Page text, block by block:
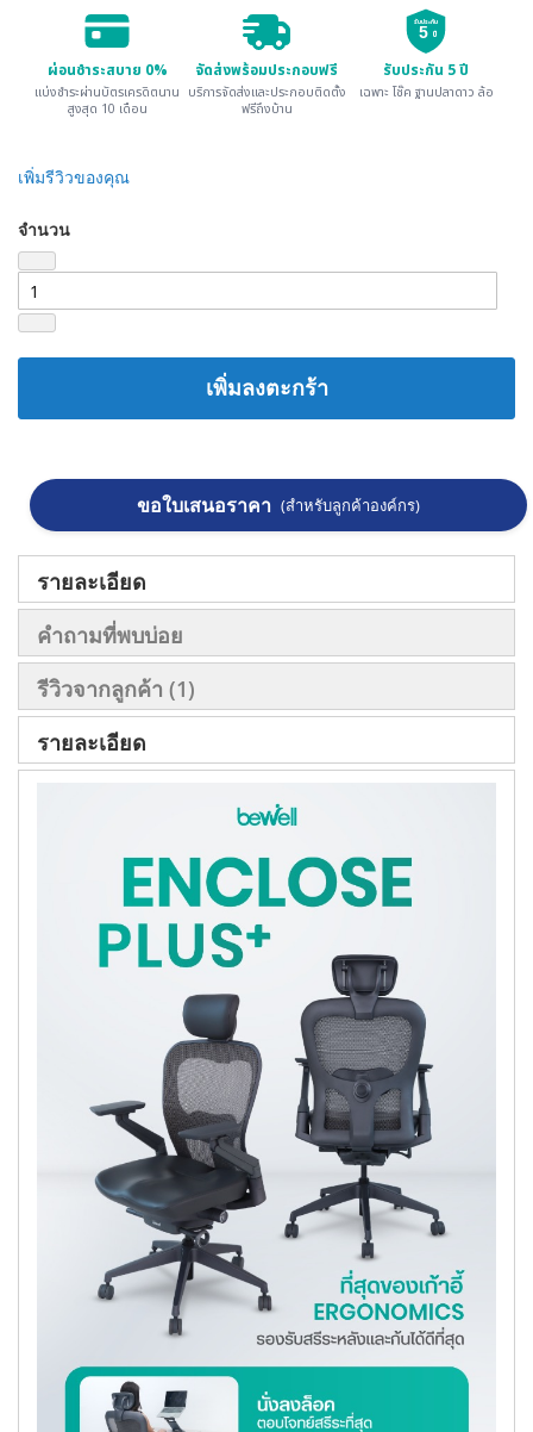
ผ่อนชำระสบาย 0%
แบ่งชำระผ่านบัตรเครดิตนาน
สูงสุด 10 เดือน
จัดส่งพร้อมประกอบฟรี
บริการจัดส่งและประกอบติดตั้ง
ฟรีถึงบ้าน
รับประกัน
5 ปี
รับประกัน 5 ปี
เฉพาะ โช๊ค ฐานปลาดาว ล้อ
เพิ่มรีวิวของคุณ
จำนวน
เพิ่มลงตะกร้า
ขอใบเสนอราคา (สำหรับลูกค้าองค์กร)
รายละเอียด
คำถามที่พบบ่อย
รีวิวจากลูกค้า 1
รายละเอียด